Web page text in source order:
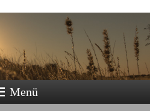
Menü